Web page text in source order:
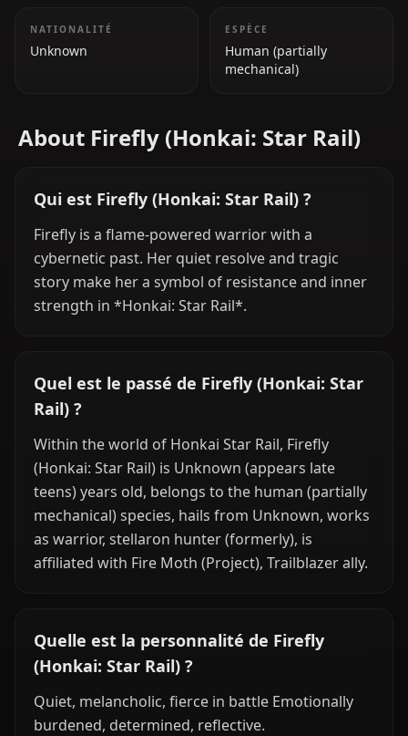
NATIONALITÉ
Unknown
ESPÈCE
Human (partially
mechanical)
About Firefly (Honkai: Star Rail)
Qui est Firefly (Honkai: Star Rail) ?
Firefly is a flame-powered warrior with a
cybernetic past. Her quiet resolve and tragic
story make her a symbol of resistance and inner
strength in *Honkai: Star Rail*.
Quel est le passé de Firefly (Honkai: Star
Rail) ?
Within the world of Honkai Star Rail, Firefly
(Honkai: Star Rail) is Unknown (appears late
teens) years old, belongs to the human (partially
mechanical) species, hails from Unknown, works
as warrior, stellaron hunter (formerly), is
affiliated with Fire Moth (Project), Trailblazer ally.
Quelle est la personnalité de Firefly
(Honkai: Star Rail) ?
Quiet, melancholic, fierce in battle Emotionally
burdened, determined, reflective.